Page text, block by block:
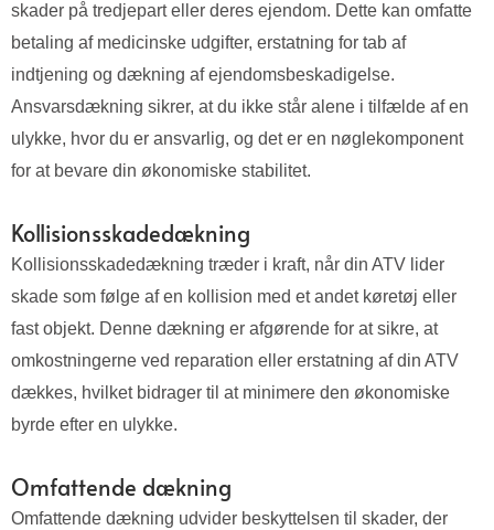
skader på tredjepart eller deres ejendom. Dette kan omfatte
betaling af medicinske udgifter, erstatning for tab af
indtjening og dækning af ejendomsbeskadigelse.
Ansvarsdækning sikrer, at du ikke står alene i tilfælde af en
ulykke, hvor du er ansvarlig, og det er en nøglekomponent
for at bevare din økonomiske stabilitet.
Kollisionsskadedækning
Kollisionsskadedækning træder i kraft, når din ATV lider
skade som følge af en kollision med et andet køretøj eller
fast objekt. Denne dækning er afgørende for at sikre, at
omkostningerne ved reparation eller erstatning af din ATV
dækkes, hvilket bidrager til at minimere den økonomiske
byrde efter en ulykke.
Omfattende dækning
Omfattende dækning udvider beskyttelsen til skader, der